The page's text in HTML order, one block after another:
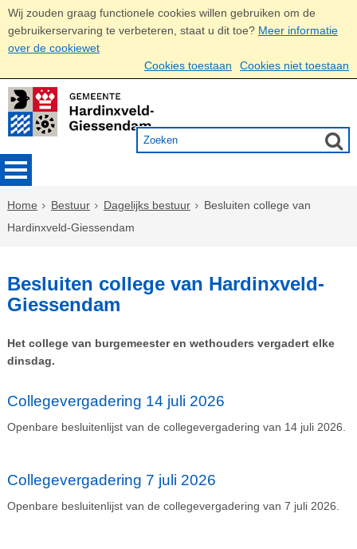
Wij zouden graag functionele cookies willen gebruiken om de
gebruikerservaring te verbeteren, staat u dit toe? Meer informatie
over de cookiewet
Cookies toestaan
Cookies niet toestaan
Home Bestuur Dagelijks bestuur
Besluiten college van
Hardinxveld-Giessendam
Besluiten college van Hardinxveld-
Giessendam
Het college van burgemeester en wethouders vergadert elke
dinsdag.
Collegevergadering 14 juli 2026
Openbare besluitenlijst van de collegevergadering van 14 juli 2026.
Collegevergadering 7 juli 2026
Openbare besluitenlijst van de collegevergadering van 7 juli 2026.